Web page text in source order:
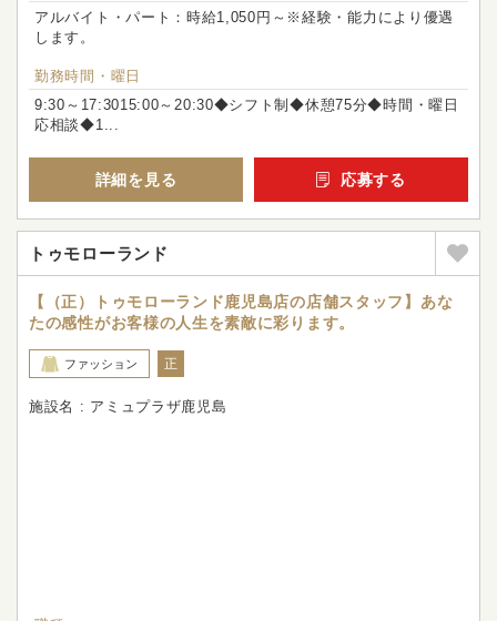
アルバイト・パート：時給1,050円～※経験・能力により優遇
します。
勤務時間・曜日
9:30～17:3015:00～20:30◆シフト制◆休憩75分◆時間・曜日
応相談◆1...
詳細を見る 応募する
トゥモローランド
【（正）トゥモローランド鹿児島店の店舗スタッフ】あな
たの感性がお客様の人生を素敵に彩ります。
ファッション 正
施設名 : アミュプラザ鹿児島